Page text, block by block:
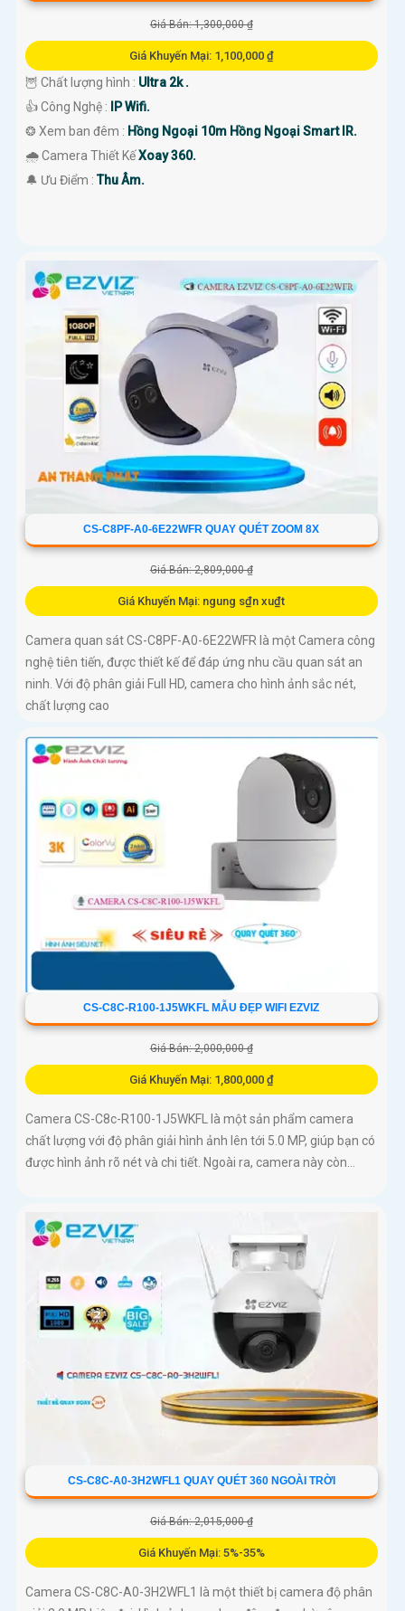
Giá Bán: 1,300,000 ₫
Giá Khuyến Mại: 1,100,000 ₫
🦉 Chất lượng hình : Ultra 2k .
👍 Công Nghệ :
IP Wifi.
❂ Xem ban đêm : Hồng Ngoại 10m Hồng Ngoại Smart IR.
🌧️ Camera Thiết KếXoay 360.
️🔔 Ưu Điểm :Thu Âm.
CS-C8PF-A0-6E22WFR QUAY QUÉT ZOOM 8X
Giá Bán: 2,809,000 ₫
Giá Khuyến Mại: ngung s₫n xu₫t
Camera quan sát CS-C8PF-A0-6E22WFR là một Camera công
nghệ tiên tiến, được thiết kế để đáp ứng nhu cầu quan sát an
ninh. Với độ phân giải Full HD, camera cho hình ảnh sắc nét,
chất lượng cao
CS-C8C-R100-1J5WKFL MẪU ĐẸP WIFI EZVIZ
Giá Bán: 2,000,000 ₫
Giá Khuyến Mại: 1,800,000 ₫
Camera CS-C8c-R100-1J5WKFL là một sản phẩm camera
chất lượng với độ phân giải hình ảnh lên tới 5.0 MP, giúp bạn có
được hình ảnh rõ nét và chi tiết. Ngoài ra, camera này còn...
CS-C8C-A0-3H2WFL1 QUAY QUÉT 360 NGOÀI TRỜI
Giá Bán: 2,015,000 ₫
Giá Khuyến Mại: 5%-35%
Camera CS-C8C-A0-3H2WFL1 là một thiết bị camera độ phân